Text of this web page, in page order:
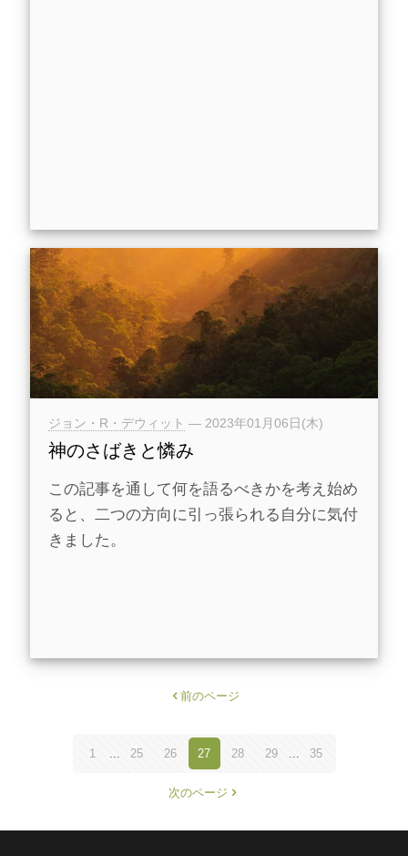
ジョン・R・デウィット — 2023年01月06日(木)
神のさばきと憐み
この記事を通して何を語るべきかを考え始め
ると、二つの方向に引っ張られる自分に気付
きました。
前のページ
1 ... 25 26 27 28 29 ... 35
次のページ